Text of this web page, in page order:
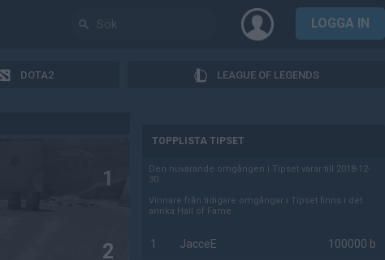
LOGGA IN
DOTA2 LEAGUE OF LEGENDS
1
2
TOPPLISTA TIPSET
Den nuvarande omgången i Tipset varar till 2018-12-
30.
Vinnare från tidigare omgångar i Tipset finns i det
anrika Hall of Fame.
1 JacceE 100000 b